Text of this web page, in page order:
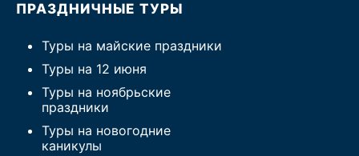
ПРАЗДНИЧНЫЕ ТУРЫ
Туры на майские праздники
Туры на 12 июня
Туры на ноябрьские
праздники
Туры на новогодние
каникулы